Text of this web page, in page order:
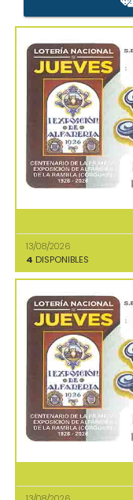
13/08/2026
4 DISPONIBLES